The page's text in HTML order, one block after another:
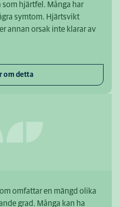
hjärtfel. Många har
symtom. Hjärtsvikt
annan orsak inte klarar av
om detta
omfattar en mängd olika
grad. Många kan ha